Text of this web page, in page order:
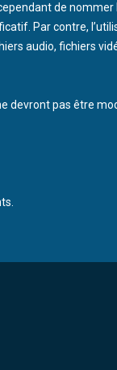
de
Par contre,
audio, fichiers
devront pas être